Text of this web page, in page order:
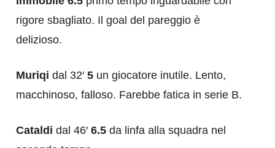
rigore sbagliato. Il goal del pareggio è
delizioso.
Muriqi dal 32′ 5 un giocatore inutile. Lento,
macchinoso, falloso. Farebbe fatica in serie B.
Cataldi dal 46′ 6.5 da linfa alla squadra nel